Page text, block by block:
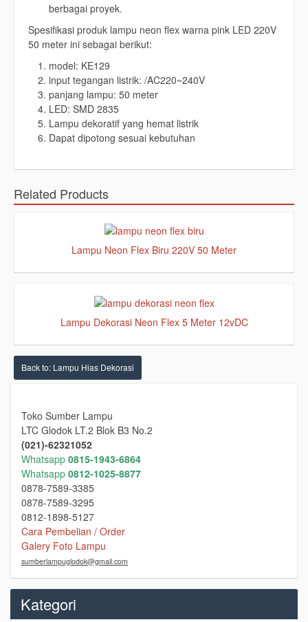
berbagai proyek.
Spesifikasi produk lampu neon flex warna pink LED 220V
50 meter ini sebagai berikut:
model: KE129
input tegangan listrik: /AC220~240V
panjang lampu: 50 meter
LED: SMD 2835
Lampu dekoratif yang hemat listrik
Dapat dipotong sesuai kebutuhan
Related Products
Lampu Neon Flex Biru 220V 50 Meter
Lampu Dekorasi Neon Flex 5 Meter 12vDC
Back to: Lampu Hias Dekorasi
Toko Sumber Lampu
LTC Glodok LT.2 Blok B3 No.2
(021)-62321052
Whatsapp 0815-1943-6864
Whatsapp 0812-1025-8877
0878-7589-3385
0878-7589-3295
0812-1898-5127
Cara Pembelian / Order
Galery Foto Lampu
sumberlampuglodok@gmail.com
Kategori